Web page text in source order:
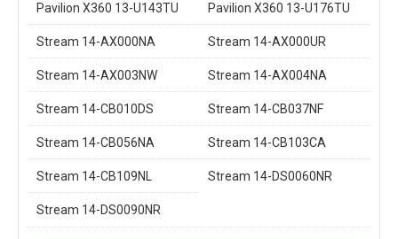
Pavilion X360 13-U143TU Pavilion X360 13-U176TU
Stream 14-AX000NA Stream 14-AX000UR
Stream 14-AX003NW Stream 14-AX004NA
Stream 14-CB010DS Stream 14-CB037NF
Stream 14-CB056NA Stream 14-CB103CA
Stream 14-CB109NL Stream 14-DS0060NR
Stream 14-DS0090NR